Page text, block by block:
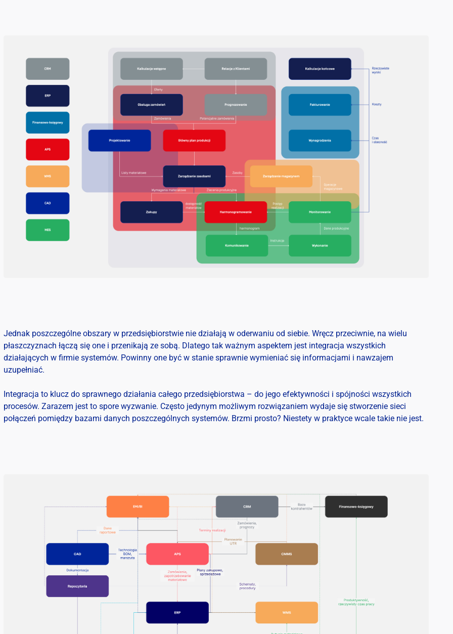
Jednak poszczególne obszary w przedsiębiorstwie nie działają w oderwaniu od siebie. Wręcz przeciwnie, na wielu
płaszczyznach łączą się one i przenikają ze sobą. Dlatego tak ważnym aspektem jest integracja wszystkich
działających w firmie systemów. Powinny one być w stanie sprawnie wymieniać się informacjami i nawzajem
uzupełniać.
Integracja to klucz do sprawnego działania całego przedsiębiorstwa – do jego efektywności i spójności wszystkich
procesów. Zarazem jest to spore wyzwanie. Często jedynym możliwym rozwiązaniem wydaje się stworzenie sieci
połączeń pomiędzy bazami danych poszczególnych systemów. Brzmi prosto? Niestety w praktyce wcale takie nie jest.